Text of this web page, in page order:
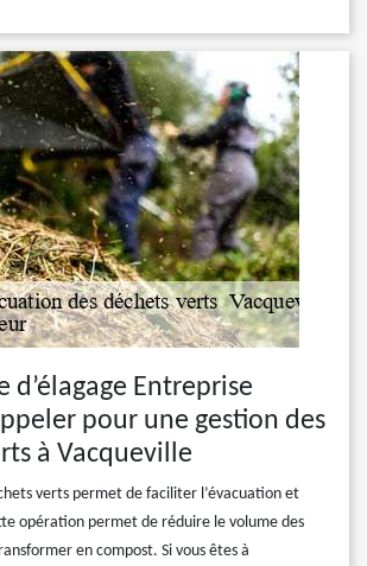
d’élagage Entreprise
pour une gestion des
à Vacqueville
verts permet de faciliter l’évacuation et
opération permet de réduire le volume des
en compost. Si vous êtes à